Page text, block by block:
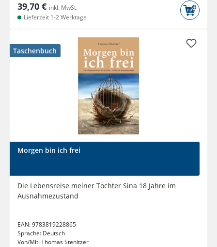
39,70 € inkl. MwSt.
Lieferzeit 1-2 Werktage
Taschenbuch
Morgen bin ich frei
Die Lebensreise meiner Tochter Sina 18 Jahre im
Ausnahmezustand
EAN:9783819228865
Sprache: Deutsch
Von/Mit:Thomas Stenitzer